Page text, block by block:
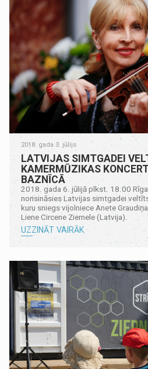
2018. gada 3. jūlijs
LATVIJAS SIMTGADEI
KAMERMŪZIKAS
BAZNĪCĀ
2018. gada 6. jūlijā plkst. 18.00
norisināsies Latvijas simtgadei
kuru sniegs vijolniece Anete
Liene Circene Ziemele (Latvija).
UZZINĀT VAIRĀK